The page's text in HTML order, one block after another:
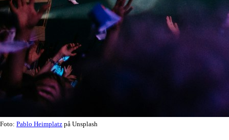
Foto: Pablo Heimplatz på Unsplash